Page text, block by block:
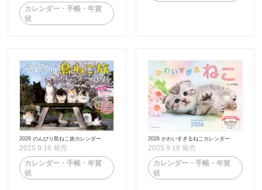
カレンダー・手帳・年賀
状
2026 のんびり島ねこ旅カレンダー
2025.9.18 発売
カレンダー・手帳・年賀
状
2026 かわいすぎるねこカレンダー
2025.9.18 発売
カレンダー・手帳・年賀
状